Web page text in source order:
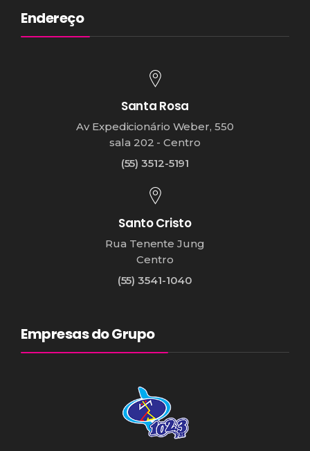
Endereço
Santa Rosa
Av Expedicionário Weber, 550
sala 202 - Centro
(55) 3512-5191
Santo Cristo
Rua Tenente Jung
Centro
(55) 3541-1040
Empresas do Grupo